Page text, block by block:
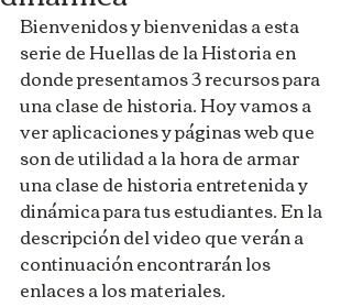
Bienvenidos y bienvenidas a esta
serie de Huellas de la Historia en
donde presentamos 3 recursos para
una clase de historia. Hoy vamos a
ver aplicaciones y páginas web que
son de utilidad a la hora de armar
una clase de historia entretenida y
dinámica para tus estudiantes. En la
descripción del video que verán a
continuación encontrarán los
enlaces a los materiales.